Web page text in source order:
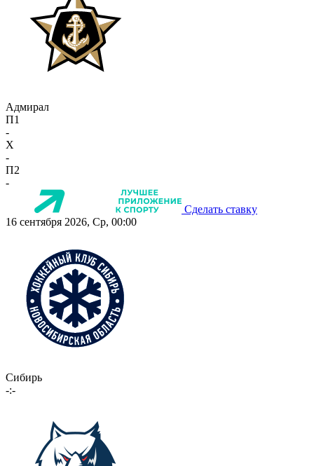
Адмирал
П1
-
X
-
П2
-
Сделать ставку
16 сентября 2026, Ср, 00:00
Сибирь
-:-